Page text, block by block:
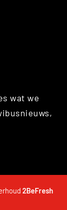
wat we
2BeFresh